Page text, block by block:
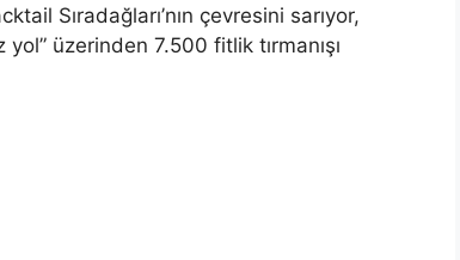
Sıradağları’nın çevresini sarıyor,
üzerinden 7.500 fitlik tırmanışı